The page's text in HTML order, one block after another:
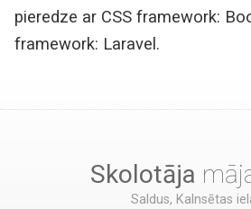
pieredze ar CSS framework:
framework: Laravel.
Skolotāja
Saldus, Kalnsētas